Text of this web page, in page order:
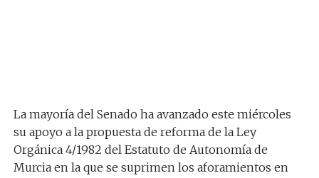
La mayoría del Senado ha avanzado este miércoles
su apoyo a la propuesta de reforma de la Ley
Orgánica 4/1982 del Estatuto de Autonomía de
Murcia en la que se suprimen los aforamientos en